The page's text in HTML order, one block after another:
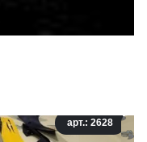
арт.: 2628